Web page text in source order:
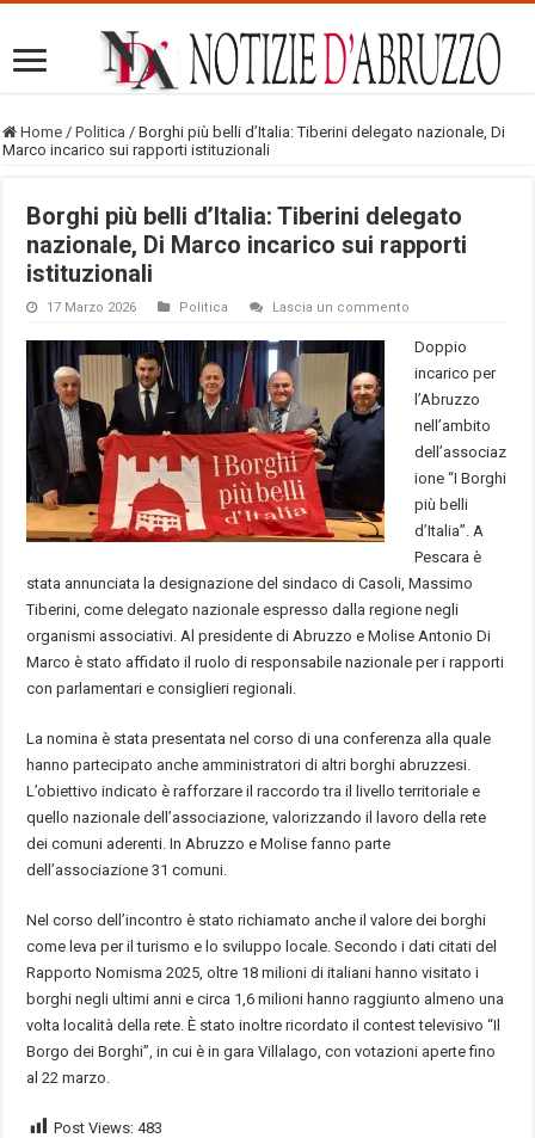
Home / Politica / Borghi più belli d’Italia: Tiberini delegato nazionale, Di
Marco incarico sui rapporti istituzionali
Borghi più belli d’Italia: Tiberini delegato
nazionale, Di Marco incarico sui rapporti
istituzionali
17 Marzo 2026 Politica Lascia un commento
Doppio
incarico per
l’Abruzzo
nell’ambito
dell’associaz
ione “I Borghi
più belli
d’Italia”. A
Pescara è
stata annunciata la designazione del sindaco di Casoli, Massimo
Tiberini, come delegato nazionale espresso dalla regione negli
organismi associativi. Al presidente di Abruzzo e Molise Antonio Di
Marco è stato affidato il ruolo di responsabile nazionale per i rapporti
con parlamentari e consiglieri regionali.
La nomina è stata presentata nel corso di una conferenza alla quale
hanno partecipato anche amministratori di altri borghi abruzzesi.
L’obiettivo indicato è rafforzare il raccordo tra il livello territoriale e
quello nazionale dell’associazione, valorizzando il lavoro della rete
dei comuni aderenti. In Abruzzo e Molise fanno parte
dell’associazione 31 comuni.
Nel corso dell’incontro è stato richiamato anche il valore dei borghi
come leva per il turismo e lo sviluppo locale. Secondo i dati citati del
Rapporto Nomisma 2025, oltre 18 milioni di italiani hanno visitato i
borghi negli ultimi anni e circa 1,6 milioni hanno raggiunto almeno una
volta località della rete. È stato inoltre ricordato il contest televisivo “Il
Borgo dei Borghi”, in cui è in gara Villalago, con votazioni aperte fino
al 22 marzo.
Post Views: 483